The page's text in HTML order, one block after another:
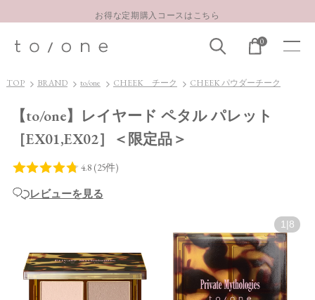
お得な定期購入コースはこちら
【重要】お盆期間中のお問い合わせと商品配送に関しまして
お得な定期購入コースはこちら
0
TOP BRAND to/one CHEEK チーク CHEEK パウダーチーク
【to/one】レイヤード ペタル パレット
［EX01,EX02］＜限定品＞
レビューを見る
1 8